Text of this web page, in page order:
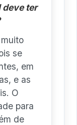
ter
se
em
e as
O
para
de